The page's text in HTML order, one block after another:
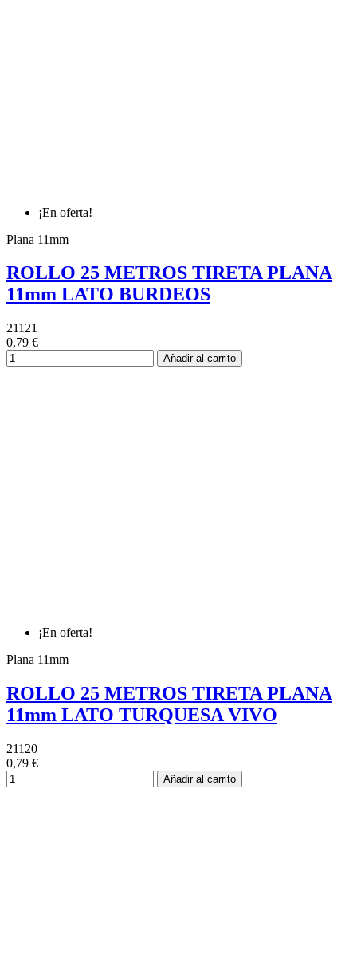
¡En oferta!
Plana 11mm
ROLLO 25 METROS TIRETA PLANA
11mm LATO BURDEOS
21121
0,79 €
Añadir al carrito
¡En oferta!
Plana 11mm
ROLLO 25 METROS TIRETA PLANA
11mm LATO TURQUESA VIVO
21120
0,79 €
Añadir al carrito